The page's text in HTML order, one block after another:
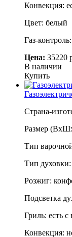
Конвекция:
Цвет: белый
Газ-
Цена: 35220
В наличии
Купить
Страна-
Размер
Тип
Тип духовки:
Розжиг:
Подсветка
Гриль: есть с
Конвекция: